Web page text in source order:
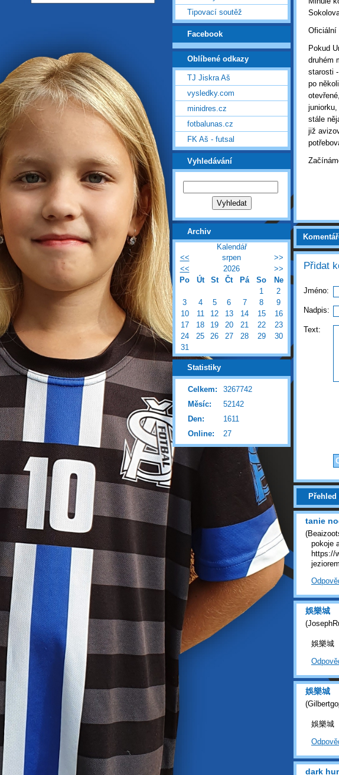
Oficiální
Pokud
druhém
starosti
po
stále
již
Přidat
Jméno:
Nadpis:
Text:
tanie
(
pokoje
https://
娛樂城
(
娛樂城
娛樂城
(
娛樂城
dark
Tipovací soutěž
Facebook
Oblíbené odkazy
TJ Jiskra Aš
vysledky.com
minidres.cz
fotbalunas.cz
FK Aš - futsal
Vyhledávání
Archiv
Kalendář
<<
srpen
>>
<<
2026
>>
Po
Út St Čt Pá So
Ne
1
2
3
4 5 6 7 8
9
10
11 12 13 14 15
16
17
18 19 20 21 22
23
24
25 26 27 28 29
30
31
Statistiky
Online: 27
Celkem:
3267742
Měsíc:
52142
Den:
1611